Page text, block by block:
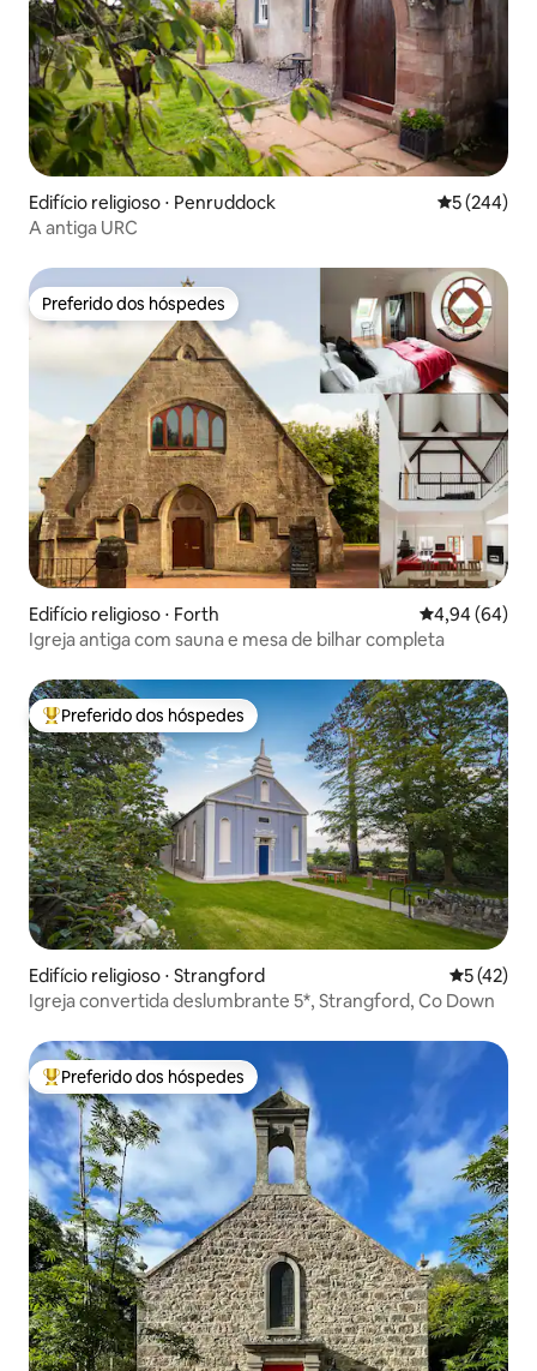
Edifício religioso ⋅ Penruddock 5 de uma
5 (244)
A antiga URC
Preferido dos hóspedes
Preferido dos hóspedes
Edifício religioso ⋅ Forth 4,94 de uma
4,94 (64)
Igreja antiga com sauna e mesa de bilhar completa
Entre os melhores preferidos dos hóspedes
Preferido dos hóspedes
Edifício religioso ⋅ Strangford 5 de uma
5 (42)
Igreja convertida deslumbrante 5*, Strangford, Co Down
Entre os melhores preferidos dos hóspedes
Preferido dos hóspedes